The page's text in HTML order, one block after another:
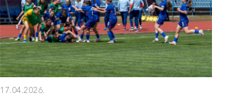
17.04.2026.